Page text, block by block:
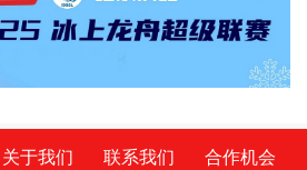
关于我们 联系我们
合作机会